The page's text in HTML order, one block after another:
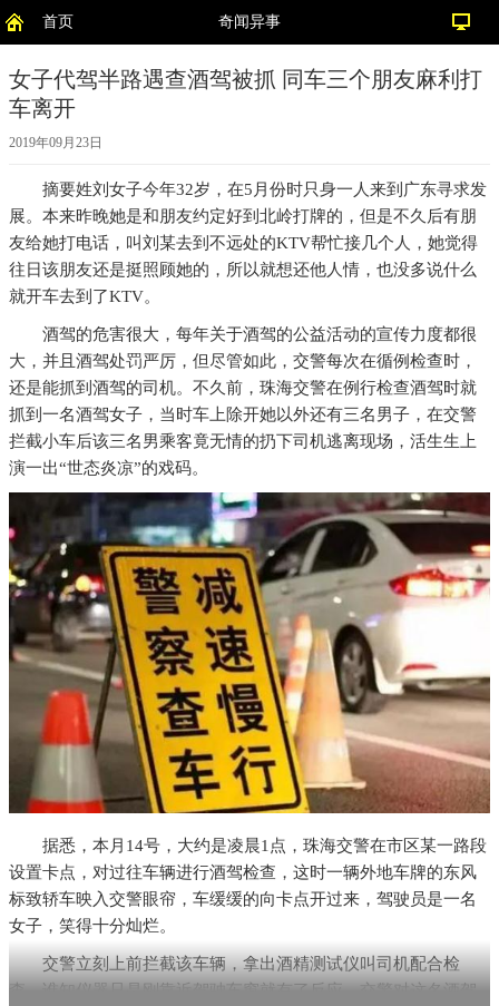
首页 奇闻异事
女子代驾半路遇查酒驾被抓 同车三个朋友麻利打
车离开
2019年09月23日
摘要姓刘女子今年32岁，在5月份时只身一人来到广东寻求发
展。本来昨晚她是和朋友约定好到北岭打牌的，但是不久后有朋
友给她打电话，叫刘某去到不远处的KTV帮忙接几个人，她觉得
往日该朋友还是挺照顾她的，所以就想还他人情，也没多说什么
就开车去到了KTV。
酒驾的危害很大，每年关于酒驾的公益活动的宣传力度都很
大，并且酒驾处罚严厉，但尽管如此，交警每次在循例检查时，
还是能抓到酒驾的司机。不久前，珠海交警在例行检查酒驾时就
抓到一名酒驾女子，当时车上除开她以外还有三名男子，在交警
拦截小车后该三名男乘客竟无情的扔下司机逃离现场，活生生上
演一出“世态炎凉”的戏码。
据悉，本月14号，大约是凌晨1点，珠海交警在市区某一路段
设置卡点，对过往车辆进行酒驾检查，这时一辆外地车牌的东风
标致轿车映入交警眼帘，车缓缓的向卡点开过来，驾驶员是一名
女子，笑得十分灿烂。
交警立刻上前拦截该车辆，拿出酒精测试仪叫司机配合检
查，谁知仪器只是刚靠近驾驶车窗就有了反应，交警对这名酒驾